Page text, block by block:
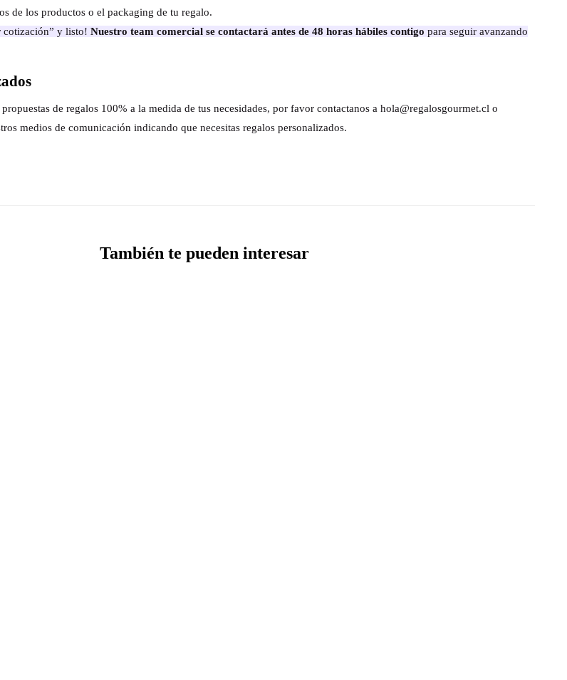
de los productos o el packaging de tu regalo.
cotización” y listo! Nuestro team comercial se contactará antes de 48 horas hábiles contigo para seguir avanzando
de regalos 100% a la medida de tus necesidades, por favor contactanos a hola@regalosgourmet.cl o
medios de comunicación indicando que necesitas regalos personalizados.
También te pueden interesar